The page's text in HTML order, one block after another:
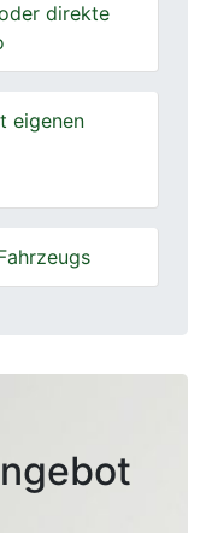
direkte
eigenen